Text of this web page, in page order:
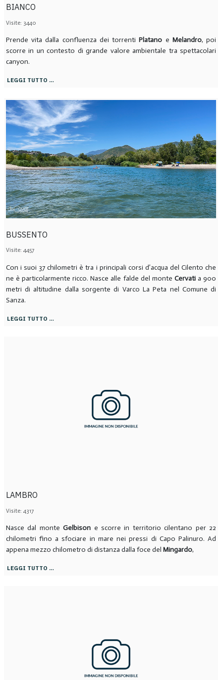
BIANCO
Visite: 3440
Prende vita dalla confluenza dei torrentiPlatano e Melandro, poi
scorre in un contesto di grande valore ambientale tra spettacolari
canyon.
LEGGI TUTTO …
BUSSENTO
Visite: 4457
Con i suoi 37 chilometri è tra i principali corsi d’acqua del Cilento che
ne è particolarmente ricco. Nasce alle falde del monte Cervatia 900
metri di altitudine dalla sorgente di Varco La Peta nel Comune di
Sanza.
LEGGI TUTTO …
LAMBRO
Visite: 4317
Nasce dal monteGelbison e scorre in territorio cilentano per 22
chilometri fino a sfociare in mare nei pressi di Capo Palinuro. Ad
appena mezzo chilometro di distanza dalla foce del Mingardo,
LEGGI TUTTO …